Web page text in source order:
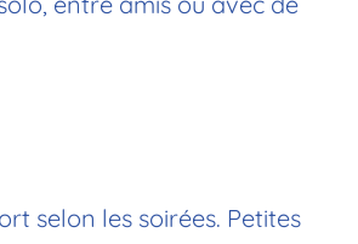
selon les soirées. Petites